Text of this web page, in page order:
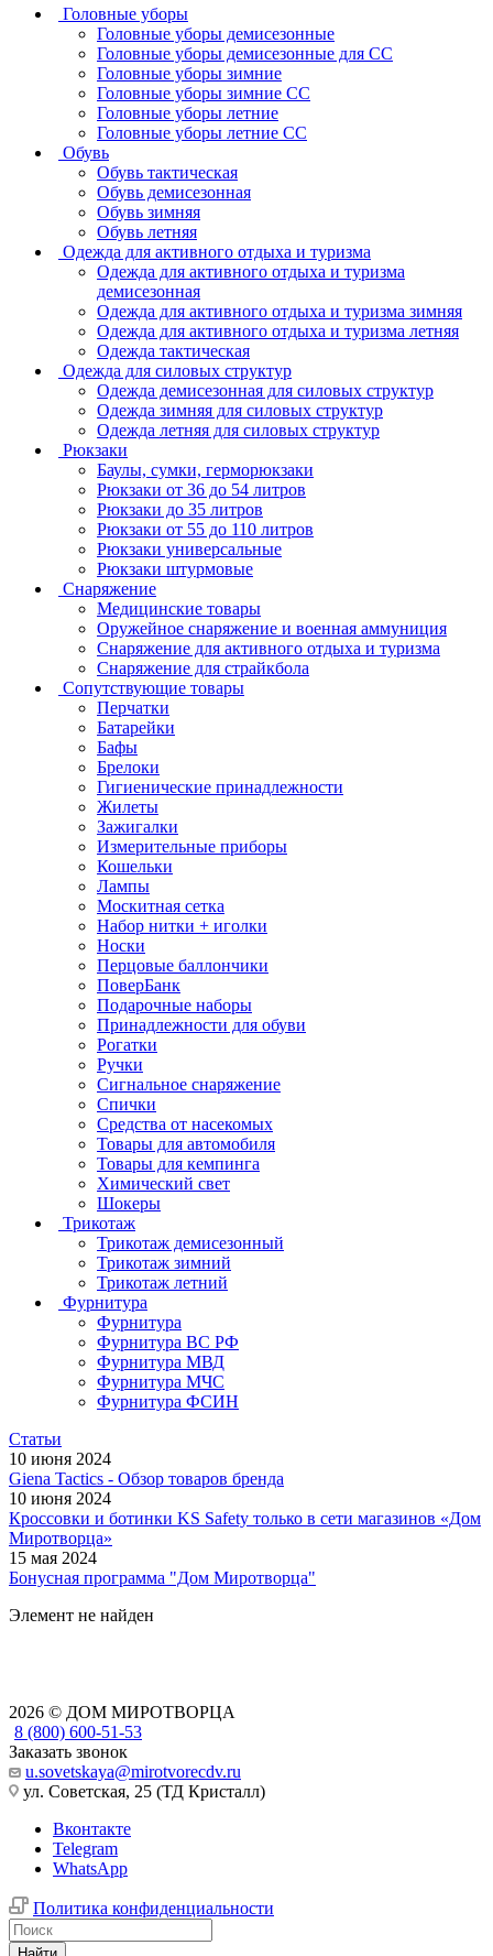
Головные уборы
Головные уборы демисезонные
Головные уборы демисезонные для СС
Головные уборы зимние
Головные уборы зимние СС
Головные уборы летние
Головные уборы летние СС
Обувь
Обувь тактическая
Обувь демисезонная
Обувь зимняя
Обувь летняя
Одежда для активного отдыха и туризма
Одежда для активного отдыха и туризма
демисезонная
Одежда для активного отдыха и туризма зимняя
Одежда для активного отдыха и туризма летняя
Одежда тактическая
Одежда для силовых структур
Одежда демисезонная для силовых структур
Одежда зимняя для силовых структур
Одежда летняя для силовых структур
Рюкзаки
Баулы, сумки, герморюкзаки
Рюкзаки от 36 до 54 литров
Рюкзаки до 35 литров
Рюкзаки от 55 до 110 литров
Рюкзаки универсальные
Рюкзаки штурмовые
Снаряжение
Медицинские товары
Оружейное снаряжение и военная аммуниция
Снаряжение для активного отдыха и туризма
Снаряжение для страйкбола
Сопутствующие товары
Перчатки
Батарейки
Бафы
Брелоки
Гигиенические принадлежности
Жилеты
Зажигалки
Измерительные приборы
Кошельки
Лампы
Москитная сетка
Набор нитки + иголки
Носки
Перцовые баллончики
ПоверБанк
Подарочные наборы
Принадлежности для обуви
Рогатки
Ручки
Сигнальное снаряжение
Спички
Средства от насекомых
Товары для автомобиля
Товары для кемпинга
Химический свет
Шокеры
Трикотаж
Трикотаж демисезонный
Трикотаж зимний
Трикотаж летний
Фурнитура
Фурнитура
Фурнитура ВС РФ
Фурнитура МВД
Фурнитура МЧС
Фурнитура ФСИН
Статьи
10 июня 2024
Giena Tactics - Обзор товаров бренда
10 июня 2024
Кроссовки и ботинки KS Safety только в сети магазинов «Дом
Миротворца»
15 мая 2024
Бонусная программа "Дом Миротворца"
Элемент не найден
2026 © ДОМ МИРОТВОРЦА
8 (800) 600-51-53
Заказать звонок
u.sovetskaya@mirotvorecdv.ru
ул. Советская, 25 (ТД Кристалл)
Вконтакте
Telegram
WhatsApp
Политика конфиденциальности